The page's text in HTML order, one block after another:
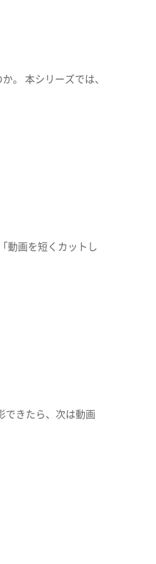
。 本シリーズでは、
動画を短くカットし
できたら、次は動画